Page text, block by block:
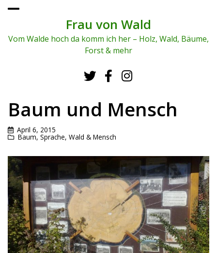
To
me
Frau von Wald
Vom Walde hoch da komm ich her – Holz, Wald, Bäume,
Forst & mehr
Baum und Mensch
April 6, 2015
Baum, Sprache, Wald & Mensch